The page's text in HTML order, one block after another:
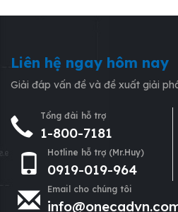
Liên hệ ngay hôm nay
Giải đáp vấn đề và đề xuất giải
Tổng đài hỗ trợ
1-800-7181
Hotline hỗ trợ (Mr.Huy)
0919-019-964
Email cho chúng tôi